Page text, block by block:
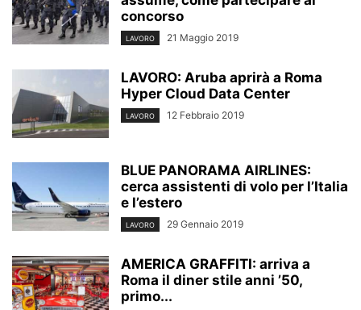
concorso
LAVORO 21 Maggio 2019
LAVORO: Aruba aprirà a Roma
Hyper Cloud Data Center
LAVORO 12 Febbraio 2019
BLUE PANORAMA AIRLINES:
cerca assistenti di volo per l’Italia
e l’estero
LAVORO 29 Gennaio 2019
AMERICA GRAFFITI: arriva a
Roma il diner stile anni ’50,
primo...